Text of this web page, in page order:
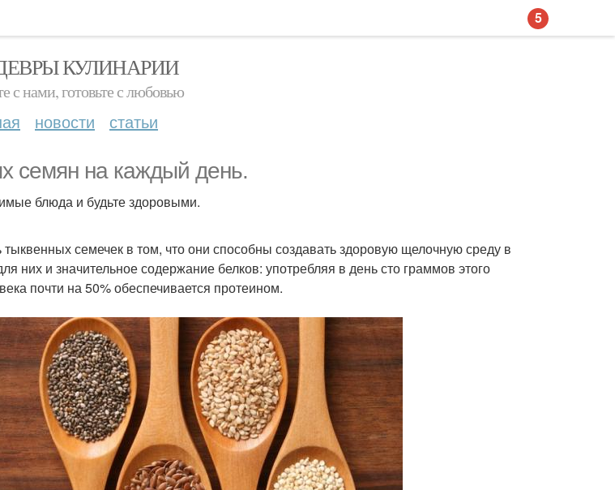
КУЛИНАРИИ
с нами, готовьте с любовью
новости статьи
семян на каждый день.
блюда и будьте здоровыми.
тыквенных семечек в том, что они способны создавать здоровую щелочную среду в
них и значительное содержание белков: употребляя в день сто граммов этого
почти на 50% обеспечивается протеином.
5